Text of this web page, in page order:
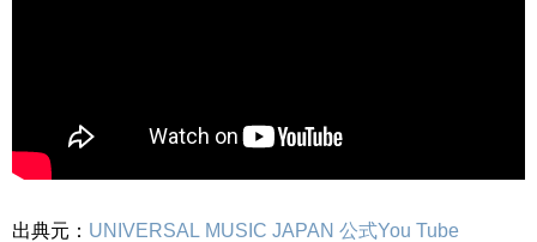
出典元： UNIVERSAL MUSIC JAPAN 公式You Tube